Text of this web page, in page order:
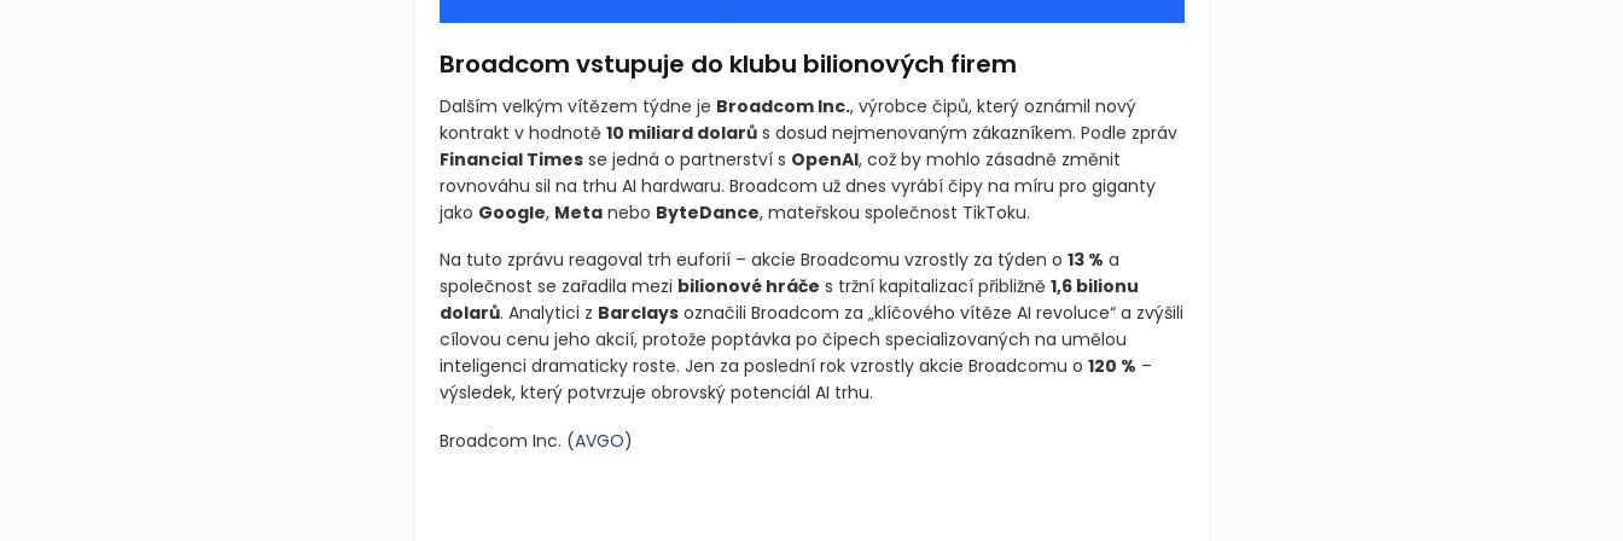
Broadcom vstupuje do klubu bilionových firem
Dalším velkým vítězem týdne je Broadcom Inc., výrobce čipů, který oznámil nový
kontrakt v hodnotě 10 miliard dolarůs dosud nejmenovaným zákazníkem. Podle zpráv
Financial Timesse jedná o partnerství s OpenAI, což by mohlo zásadně změnit
rovnováhu sil na trhu AI hardwaru. Broadcom už dnes vyrábí čipy na míru pro giganty
jako Google, Metanebo ByteDance, mateřskou společnost TikToku.
Na tuto zprávu reagoval trh euforií – akcie Broadcomu vzrostly za týden o 13 % a
společnost se zařadila mezi bilionové hráče s tržní kapitalizací přibližně 1,6 bilionu
dolarů. Analytici z Barclaysoznačili Broadcom za „klíčového vítěze AI revoluce“ a zvýšili
cílovou cenu jeho akcií, protože poptávka po čipech specializovaných na umělou
inteligenci dramaticky roste. Jen za poslední rok vzrostly akcie Broadcomu o 120 % –
výsledek, který potvrzuje obrovský potenciál AI trhu.
Broadcom Inc. (AVGO)